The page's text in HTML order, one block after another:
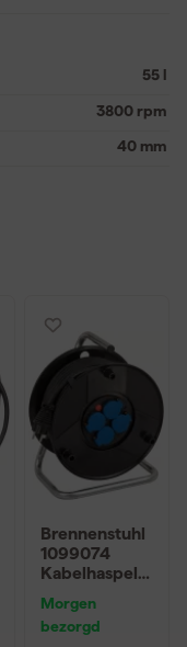
tuin. De
materiaal
55 l
3800 rpm
40 mm
Brennenstuhl
1099074
Kabelhaspel
- H07RN-F
3G2,5 - grijs
Morgen
bezorgd